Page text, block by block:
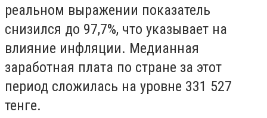
реальном выражении показатель
снизился до 97,7%, что указывает на
влияние инфляции. Медианная
заработная плата по стране за этот
период сложилась на уровне 331 527
тенге.